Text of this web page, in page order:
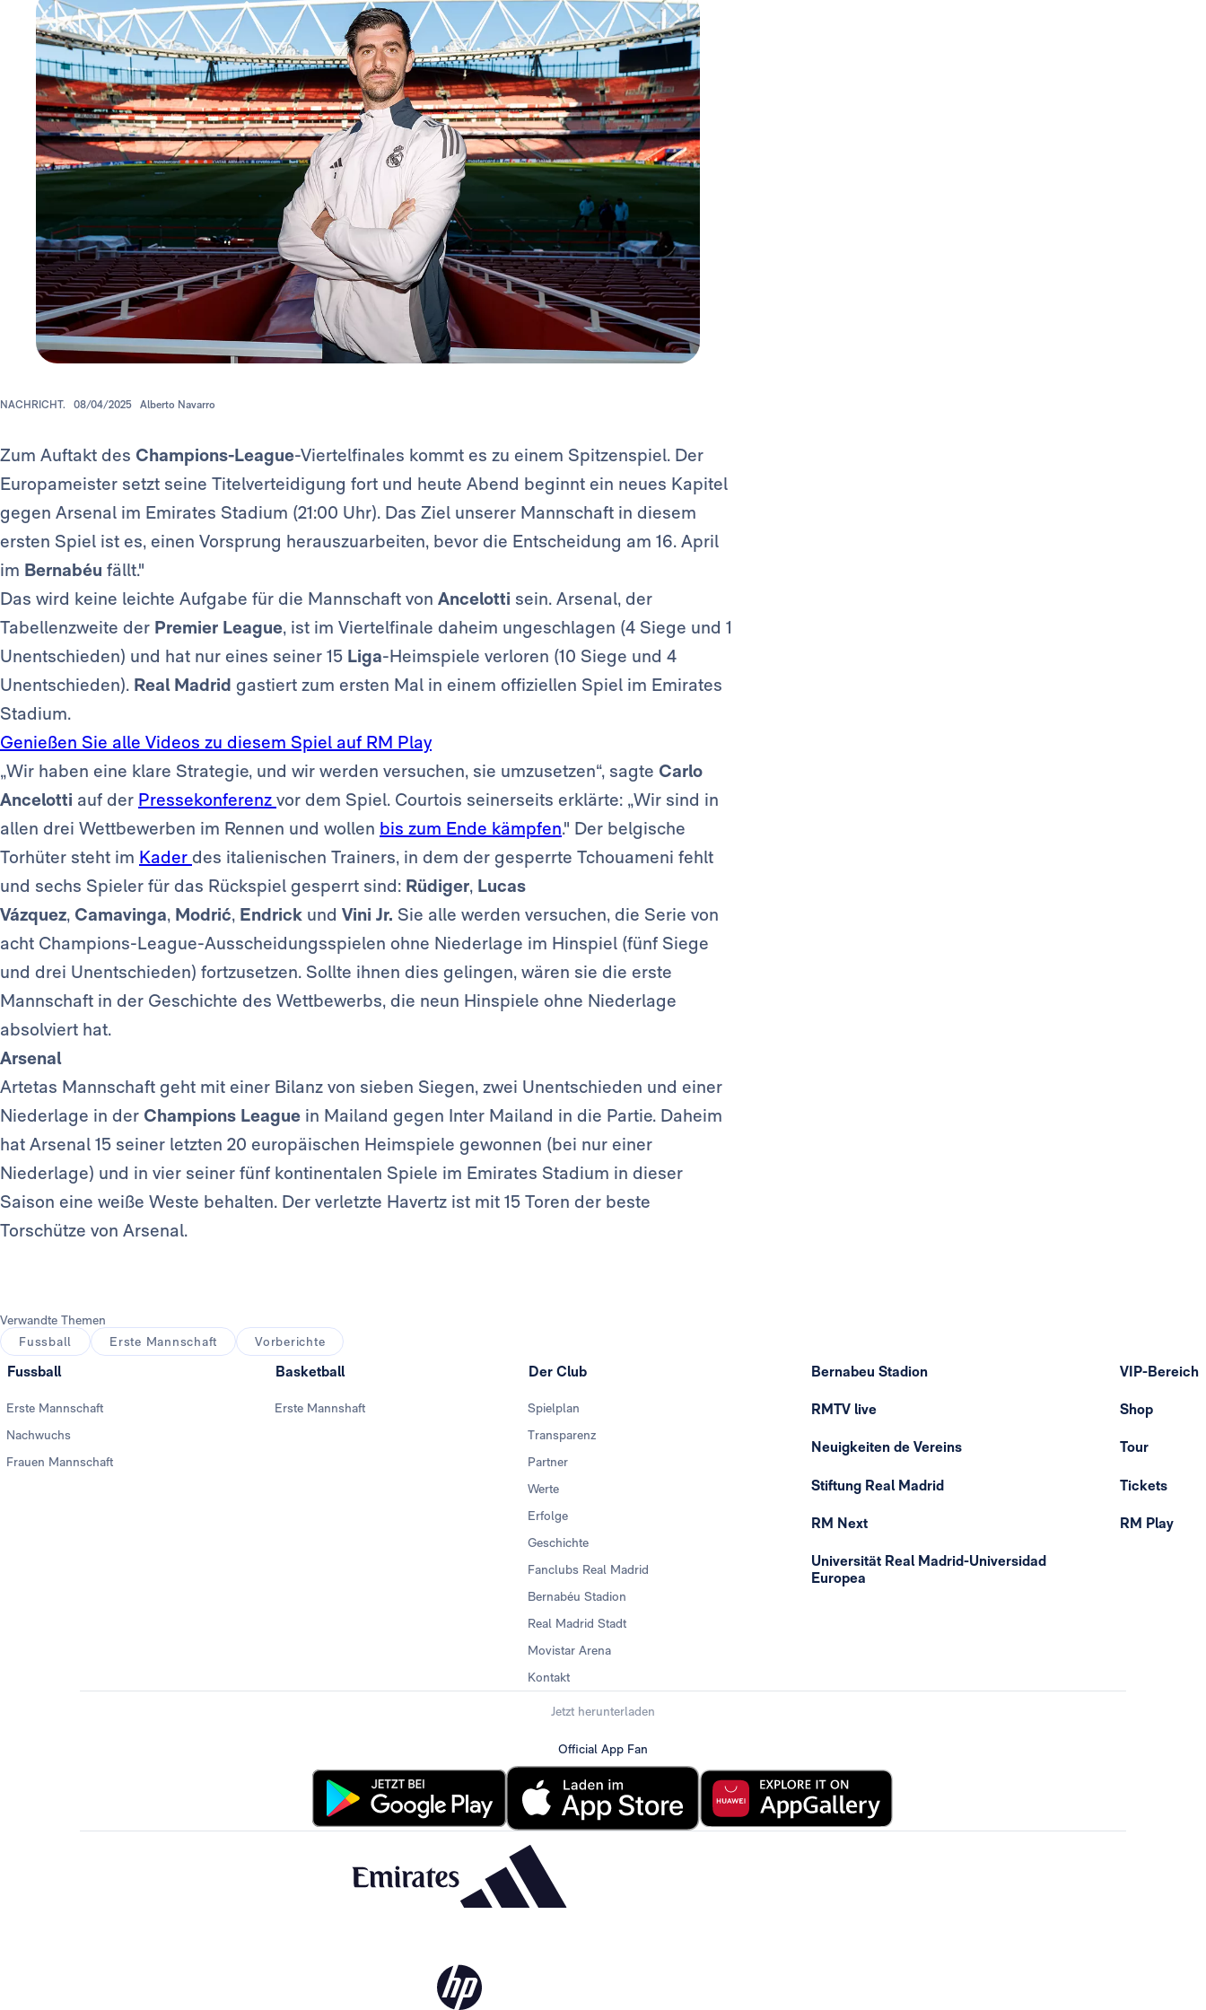
NACHRICHT. 08/04/2025 Alberto Navarro
Zum Auftakt des Champions-League-Viertelfinales kommt es zu einem Spitzenspiel. Der
Europameister setzt seine Titelverteidigung fort und heute Abend beginnt ein neues Kapitel
gegen Arsenal im Emirates Stadium (21:00 Uhr). Das Ziel unserer Mannschaft in diesem
ersten Spiel ist es, einen Vorsprung herauszuarbeiten, bevor die Entscheidung am 16. April
im Bernabéu fällt."
Das wird keine leichte Aufgabe für die Mannschaft von Ancelotti sein. Arsenal, der
Tabellenzweite der Premier League, ist im Viertelfinale daheim ungeschlagen (4 Siege und 1
Unentschieden) und hat nur eines seiner 15 Liga-Heimspiele verloren (10 Siege und 4
Unentschieden). Real Madrid gastiert zum ersten Mal in einem offiziellen Spiel im Emirates
Stadium.
Genießen Sie alle Videos zu diesem Spiel auf RM Play
„Wir haben eine klare Strategie, und wir werden versuchen, sie umzusetzen“, sagte Carlo
Ancelotti auf der Pressekonferenz vor dem Spiel. Courtois seinerseits erklärte: „Wir sind in
allen drei Wettbewerben im Rennen und wollen bis zum Ende kämpfen." Der belgische
Torhüter steht im Kader des italienischen Trainers, in dem der gesperrte Tchouameni fehlt
und sechs Spieler für das Rückspiel gesperrt sind: Rüdiger, Lucas
Vázquez, Camavinga, Modrić, Endrick und Vini Jr. Sie alle werden versuchen, die Serie von
acht Champions-League-Ausscheidungsspielen ohne Niederlage im Hinspiel (fünf Siege
und drei Unentschieden) fortzusetzen. Sollte ihnen dies gelingen, wären sie die erste
Mannschaft in der Geschichte des Wettbewerbs, die neun Hinspiele ohne Niederlage
absolviert hat.
Arsenal
Artetas Mannschaft geht mit einer Bilanz von sieben Siegen, zwei Unentschieden und einer
Niederlage in der Champions League in Mailand gegen Inter Mailand in die Partie. Daheim
hat Arsenal 15 seiner letzten 20 europäischen Heimspiele gewonnen (bei nur einer
Niederlage) und in vier seiner fünf kontinentalen Spiele im Emirates Stadium in dieser
Saison eine weiße Weste behalten. Der verletzte Havertz ist mit 15 Toren der beste
Torschütze von Arsenal.
Verwandte Themen
Fussball
Erste Mannschaft Vorberichte
Fussball
Erste Mannschaft
Nachwuchs
Frauen Mannschaft
Basketball
Erste Mannshaft
Der Club
Spielplan
Transparenz
Partner
Werte
Erfolge
Geschichte
Fanclubs Real Madrid
Bernabéu Stadion
Real Madrid Stadt
Movistar Arena
Kontakt
Bernabeu Stadion
RMTV live
Neuigkeiten de Vereins
Stiftung Real Madrid
RM Next
Universität Real Madrid-Universidad
Europea
VIP-Bereich
Shop
Tour
Tickets
RM Play
Jetzt herunterladen
Official App Fan